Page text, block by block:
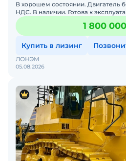
В хорошем состоянии. Двигатель
НДС. В наличии. Готова к
оф. дилера. Гарантия 12 месяцев.
1 800
Купить в лизинг
05.08.2026
ЛОНЭМ